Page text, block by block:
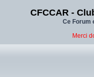
CFCCAR -
Ce Forum
Merci